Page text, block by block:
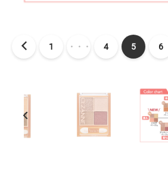
1 ・・・ 4 5 6